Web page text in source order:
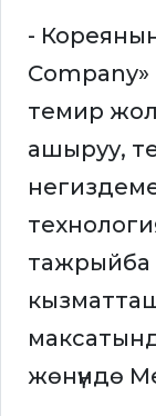
-
темир
ашыруу,
тажрыйба
жөнүндө